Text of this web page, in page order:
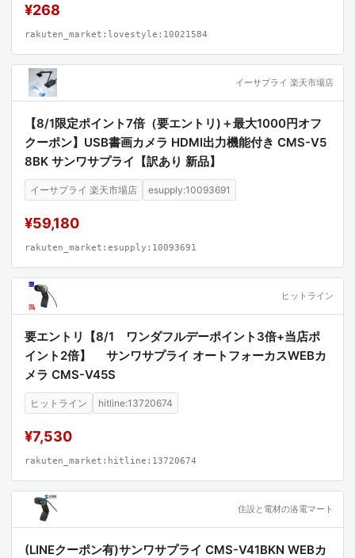
¥268
rakuten_market:lovestyle:10021584
イーサプライ 楽天市場店
【8/1限定ポイント7倍（要エントリ)＋最大1000円オフ
クーポン】USB書画カメラ HDMI出力機能付き CMS-V5
8BK サンワサプライ【訳あり 新品】
イーサプライ 楽天市場店 esupply:10093691
¥59,180
rakuten_market:esupply:10093691
ヒットライン
要エントリ【8/1 ワンダフルデーポイント3倍+当店ポ
イント2倍】 サンワサプライ オートフォーカスWEBカ
メラ CMS-V45S
ヒットライン hitline:13720674
¥7,530
rakuten_market:hitline:13720674
住設と電材の洛電マート
(LINEクーポン有)サンワサプライ CMS-V41BKN WEBカ